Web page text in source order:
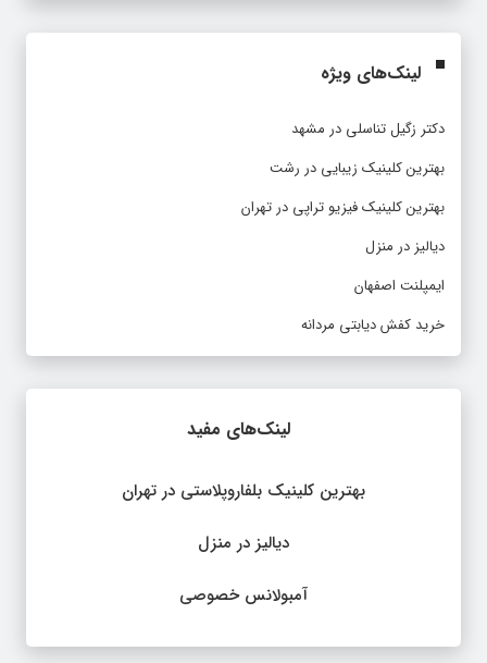
لینک‌های ویژه
دکتر زگیل تناسلی در مشهد
بهترین کلینیک زیبایی در رشت
بهترین کلینیک فیزیو تراپی در تهران
دیالیز در منزل
ایمپلنت اصفهان
خرید کفش دیابتی مردانه
لینک‌های مفید
بهترین کلینیک بلفاروپلاستی در تهران
دیالیز در منزل
آمبولانس خصوصی